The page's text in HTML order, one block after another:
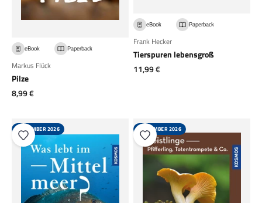
eBook Paperback
Markus Flück
Pilze
Angebot
8,99 €
eBook Paperback
Frank Hecker
Tierspuren lebensgroß
Angebot
11,99 €
SEPTEMBER 2026 SEPTEMBER 2026